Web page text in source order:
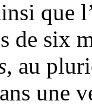
que
de six
au
une